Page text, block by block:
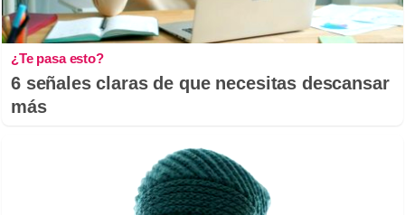
¿Te pasa esto?
6 señales claras de que necesitas descansar
más